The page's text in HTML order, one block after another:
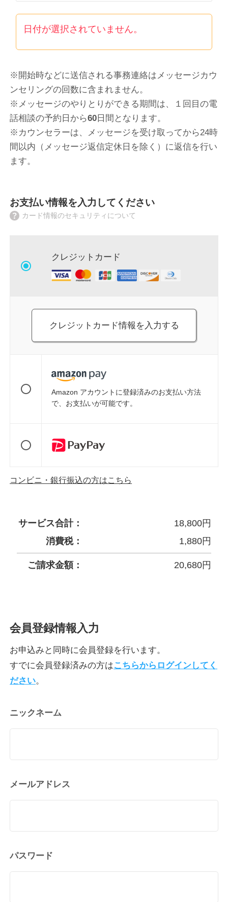
日付が選択されていません。
※開始時などに送信される事務連絡はメッセージカウ
ンセリングの回数に含まれません。
※メッセージのやりとりができる期間は、
１回目の電
話相談の予約日から60 日間となります。
※カウンセラーは、メッセージを受け取ってから24時
間以内（メッセージ返信定休日を除く）に返信を行い
ます。
お支払い情報を入力してください
カード情報のセキュリティについて
クレジットカード
クレジットカード情報を入力する
Amazon アカウントに登録済みのお支払い方法
で、お支払いが可能です。
コンビニ・銀行振込の方はこちら
サービス合計： 18,800円
消費税：
1,880円
ご請求金額： 20,680円
会員登録情報入力
お申込みと同時に会員登録を行います。
すでに会員登録済みの方はこちらからログインしてく
ださい。
ニックネーム
メールアドレス
パスワード